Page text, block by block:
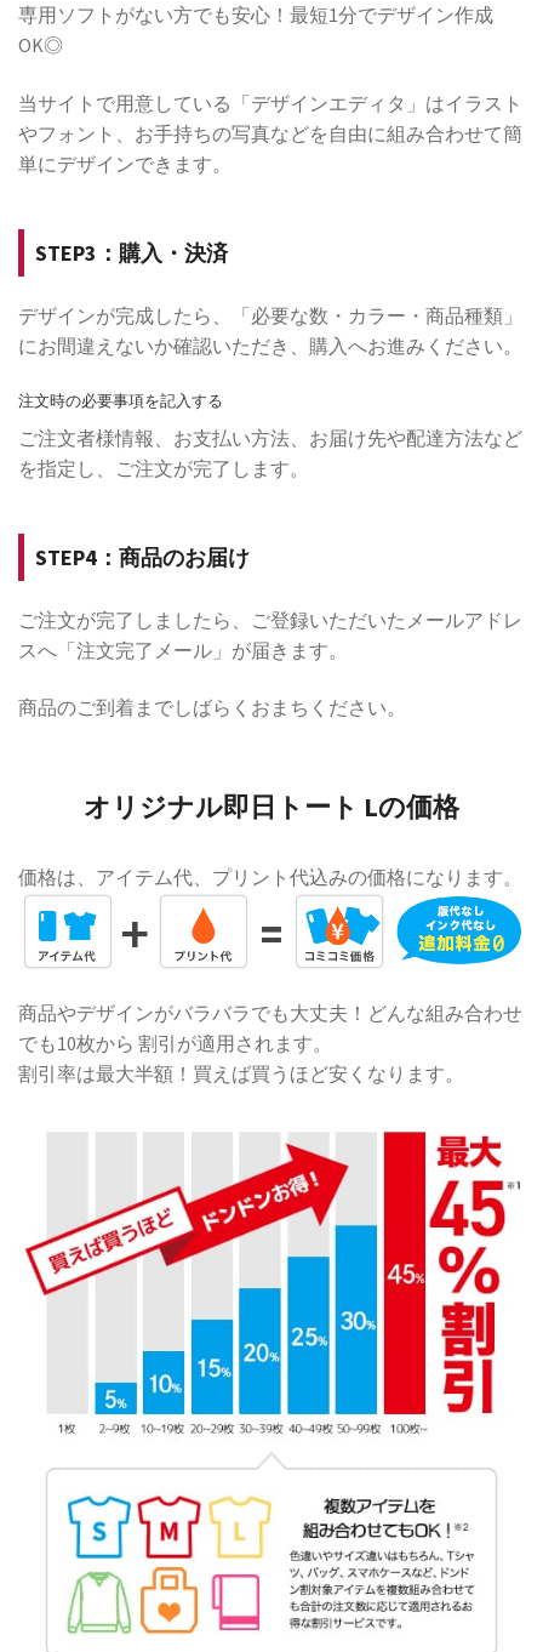
専用ソフトがない方でも安心！最短1分でデザイン作成
OK◎
当サイトで用意している「デザインエディタ」はイラスト
やフォント、お手持ちの写真などを自由に組み合わせて簡
単にデザインできます。
STEP3：購入・決済
デザインが完成したら、「必要な数・カラー・商品種類」
にお間違えないか確認いただき、購入へお進みください。
注文時の必要事項を記入する
ご注文者様情報、お支払い方法、お届け先や配達方法など
を指定し、ご注文が完了します。
STEP4：商品のお届け
ご注文が完了しましたら、ご登録いただいたメールアドレ
スへ「注文完了メール」が届きます。
商品のご到着までしばらくおまちください。
オリジナル即日トート Lの価格
価格は、アイテム代、プリント代込みの価格になります。
商品やデザインがバラバラでも大丈夫！どんな組み合わせ
でも10枚から 割引が適用されます。
割引率は最大半額！買えば買うほど安くなります。